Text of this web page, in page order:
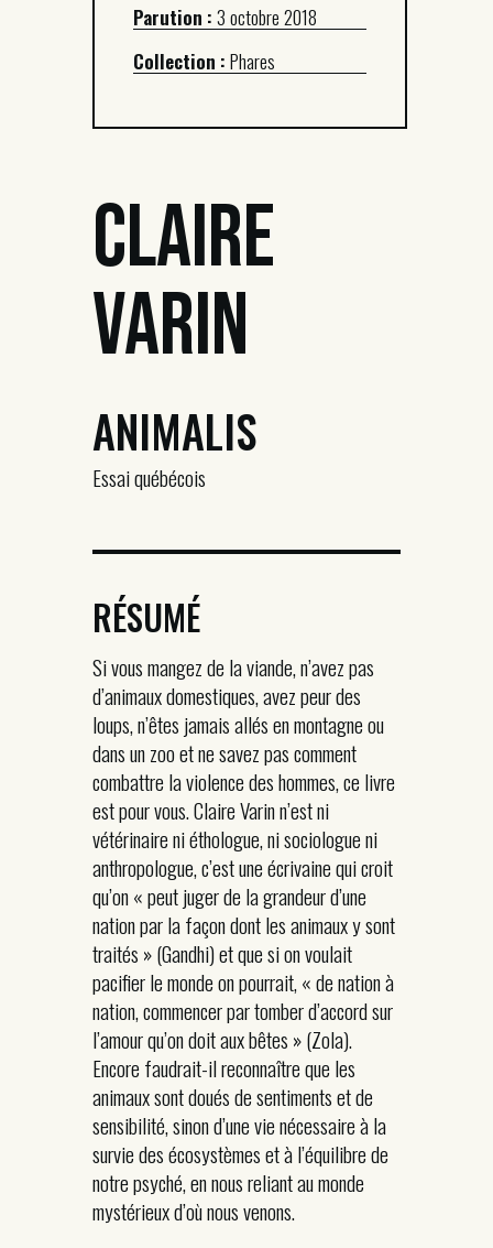
Parution :3 octobre 2018
Collection :Phares
Claire
Varin
ANIMALIS
Essai québécois
RÉSUMÉ
Si vous mangez de la viande, n’avez pas
d’animaux domestiques, avez peur des
loups, n’êtes jamais allés en montagne ou
dans un zoo et ne savez pas comment
combattre la violence des hommes, ce livre
est pour vous. Claire Varin n’est ni
vétérinaire ni éthologue, ni sociologue ni
anthropologue, c’est une écrivaine qui croit
qu’on « peut juger de la grandeur d’une
nation par la façon dont les animaux y sont
traités » (Gandhi) et que si on voulait
pacifier le monde on pourrait, « de nation à
nation, commencer par tomber d’accord sur
l’amour qu’on doit aux bêtes » (Zola).
Encore faudrait-il reconnaître que les
animaux sont doués de sentiments et de
sensibilité, sinon d’une vie nécessaire à la
survie des écosystèmes et à l’équilibre de
notre psyché, en nous reliant au monde
mystérieux d’où nous venons.